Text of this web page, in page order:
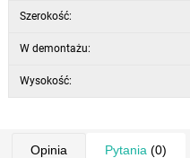
Szerokość:
W demontażu:
Wysokość:
Opinia Pytania (0)